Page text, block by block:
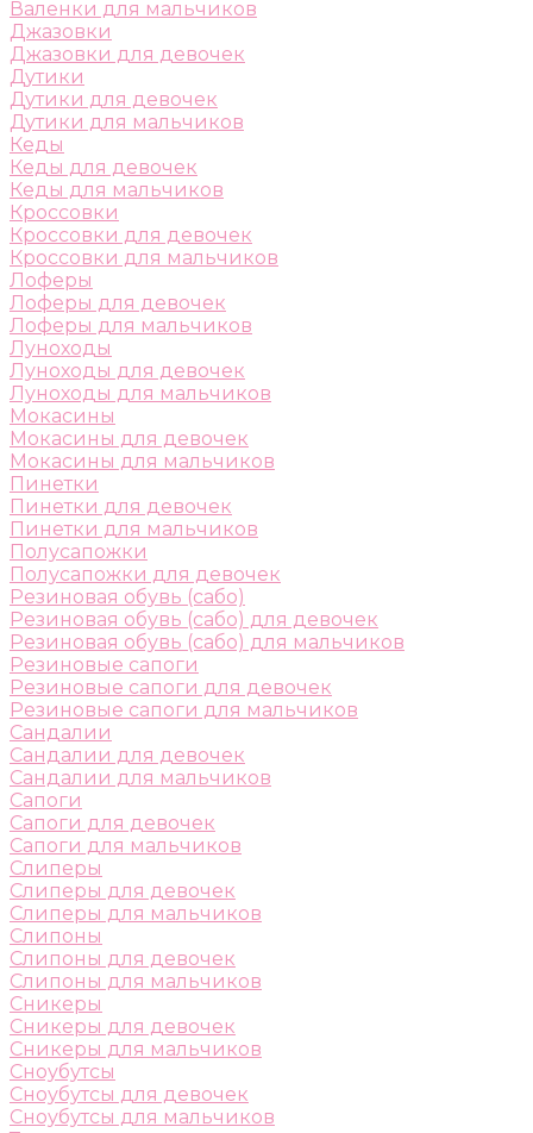
Валенки для мальчиков
Джазовки
Джазовки для девочек
Дутики
Дутики для девочек
Дутики для мальчиков
Кеды
Кеды для девочек
Кеды для мальчиков
Кроссовки
Кроссовки для девочек
Кроссовки для мальчиков
Лоферы
Лоферы для девочек
Лоферы для мальчиков
Луноходы
Луноходы для девочек
Луноходы для мальчиков
Мокасины
Мокасины для девочек
Мокасины для мальчиков
Пинетки
Пинетки для девочек
Пинетки для мальчиков
Полусапожки
Полусапожки для девочек
Резиновая обувь (сабо)
Резиновая обувь (сабо) для девочек
Резиновая обувь (сабо) для мальчиков
Резиновые сапоги
Резиновые сапоги для девочек
Резиновые сапоги для мальчиков
Сандалии
Сандалии для девочек
Сандалии для мальчиков
Сапоги
Сапоги для девочек
Сапоги для мальчиков
Слиперы
Слиперы для девочек
Слиперы для мальчиков
Слипоны
Слипоны для девочек
Слипоны для мальчиков
Сникеры
Сникеры для девочек
Сникеры для мальчиков
Сноубутсы
Сноубутсы для девочек
Сноубутсы для мальчиков